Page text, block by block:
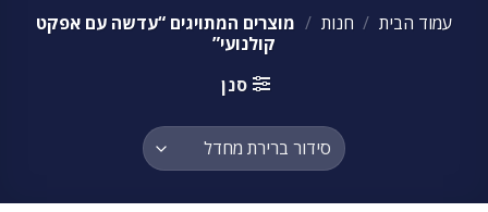
עמוד הבית / חנות / מוצרים המתויגים “עדשה עם אפקט
קולנועי”
סנן